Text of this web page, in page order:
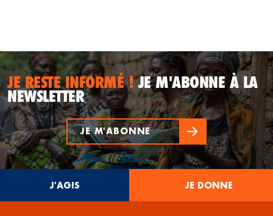
JE RESTE INFORMÉ !JE M'ABONNE À LA
NEWSLETTER
JE M'ABONNE
J'AGIS JE DONNE